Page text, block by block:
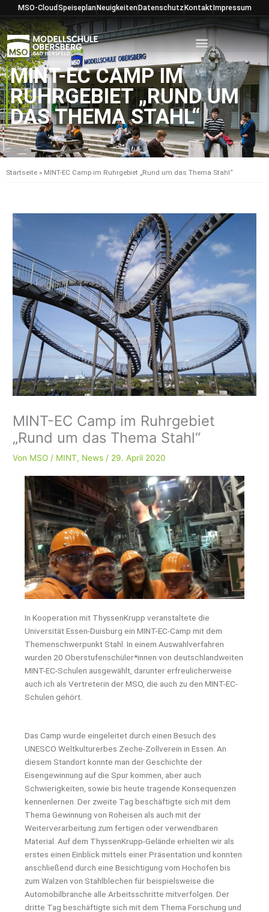
Inhalt
springen
MSO-Cloud Speiseplan Neuigkeiten Datenschutz Kontakt Impressum
MINT-EC CAMP IM
RUHRGEBIET „RUND UM
DAS THEMA STAHL“
Startseite » MINT-EC Camp im Ruhrgebiet „Rund um das Thema Stahl“
MINT-EC Camp im Ruhrgebiet
„Rund um das Thema Stahl“
Von MSO / MINT, News / 29. April 2020
In Kooperation mit ThyssenKrupp veranstaltete die
Universität Essen-Duisburg ein MINT-EC-Camp mit dem
Themenschwerpunkt Stahl. In einem Auswahlverfahren
wurden 20 Oberstufenschüler*innen von deutschlandweiten
MINT-EC-Schulen ausgewählt, darunter erfreulicherweise
auch ich als Vertreterin der MSO, die auch zu den MINT-EC-
Schulen gehört.
Das Camp wurde eingeleitet durch einen Besuch des
UNESCO Weltkulturerbes Zeche-Zollverein in Essen. An
diesem Standort konnte man der Geschichte der
Eisengewinnung auf die Spur kommen, aber auch
Schwierigkeiten, sowie bis heute tragende Konsequenzen
kennenlernen. Der zweite Tag beschäftigte sich mit dem
Thema Gewinnung von Roheisen als auch mit der
Weiterverarbeitung zum fertigen oder verwendbaren
Material. Auf dem ThyssenKrupp-Gelände erhielten wir als
erstes einen Einblick mittels einer Präsentation und konnten
anschließend durch eine Besichtigung vom Hochofen bis
zum Walzen von Stahlblechen für beispielsweise die
Automobilbranche alle Arbeitsschritte mitverfolgen. Der
dritte Tag beschäftigte sich mit dem Thema Forschung und